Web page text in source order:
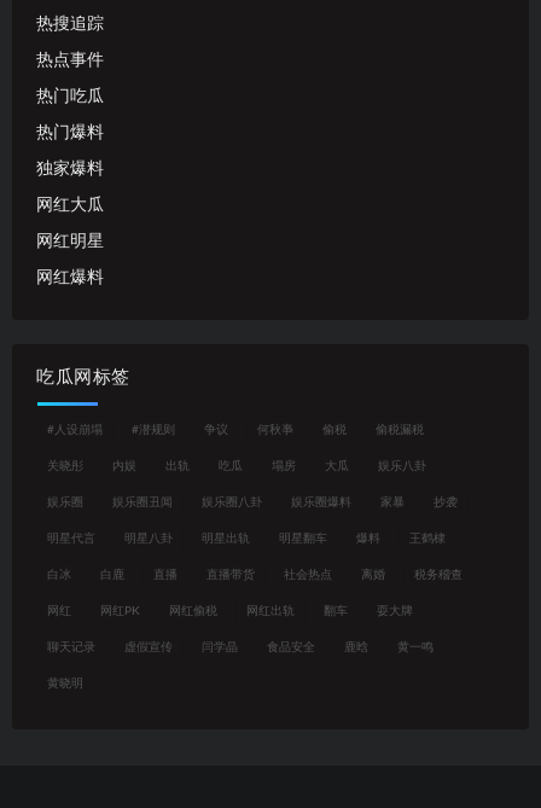
热搜追踪
热点事件
热门吃瓜
热门爆料
独家爆料
网红大瓜
网红明星
网红爆料
吃瓜网标签
#人设崩塌 #潜规则 争议 何秋亊 偷税 偷税漏税
关晓彤 内娱 出轨 吃瓜 塌房 大瓜 娱乐八卦
娱乐圈 娱乐圈丑闻 娱乐圈八卦 娱乐圈爆料 家暴 抄袭
明星代言 明星八卦 明星出轨 明星翻车 爆料 王鹤棣
白冰 白鹿 直播 直播带货 社会热点 离婚 税务稽查
网红 网红PK 网红偷税 网红出轨 翻车 耍大牌
聊天记录 虚假宣传 闫学晶 食品安全 鹿晗 黄一鸣
黄晓明